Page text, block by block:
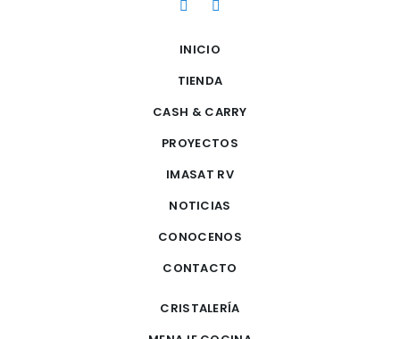
INICIO
TIENDA
CASH & CARRY
PROYECTOS
IMASAT RV
NOTICIAS
CONOCENOS
CONTACTO
CRISTALERÍA